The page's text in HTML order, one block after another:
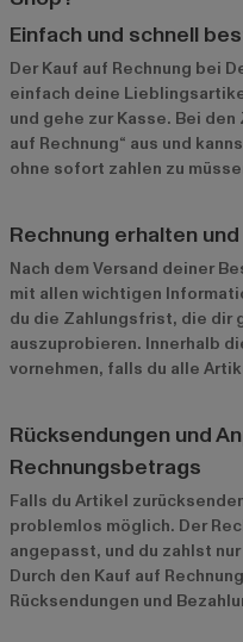
Einfach und schnell
Der Kauf auf Rechnung bei
einfach deine
und gehe zur Kasse. Bei
auf Rechnung“ aus und
ohne sofort zahlen zu
Rechnung erhalten
Nach dem Versand deiner
mit allen wichtigen
du die Zahlungsfrist, die dir
auszuprobieren. Innerhalb
vornehmen, falls du alle
Rücksendungen und
Rechnungsbetrags
Falls du Artikel
problemlos möglich. Der
angepasst, und du zahlst
Durch den Kauf auf
Rücksendungen und